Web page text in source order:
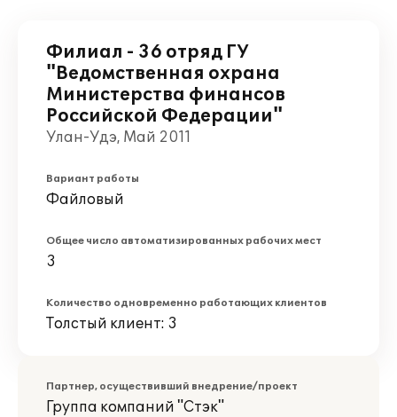
Филиал - 36 отряд ГУ
"Ведомственная охрана
Министерства финансов
Российской Федерации"
Улан-Удэ, Май 2011
Вариант работы
Файловый
Общее число автоматизированных рабочих мест
3
Количество одновременно работающих клиентов
Толстый клиент: 3
Партнер, осуществивший внедрение/проект
Группа компаний "Стэк"